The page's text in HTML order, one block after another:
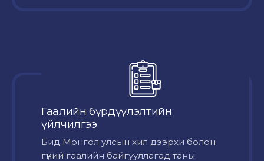
Гаалийн бүрдүүлэлтийн
үйлчилгээ
Бид Монгол улсын хил дээрхи болон
гүний гаалийн байгууллагад таны